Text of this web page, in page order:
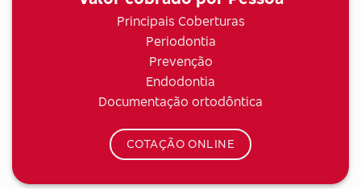
Principais Coberturas
Periodontia
Prevenção
Endodontia
Documentação ortodôntica
COTAÇÃO ONLINE